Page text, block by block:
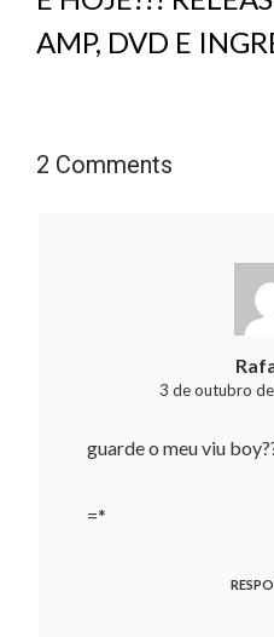
AMP, DVD E
2 Comments
3 de outubro
guarde o meu viu
=*